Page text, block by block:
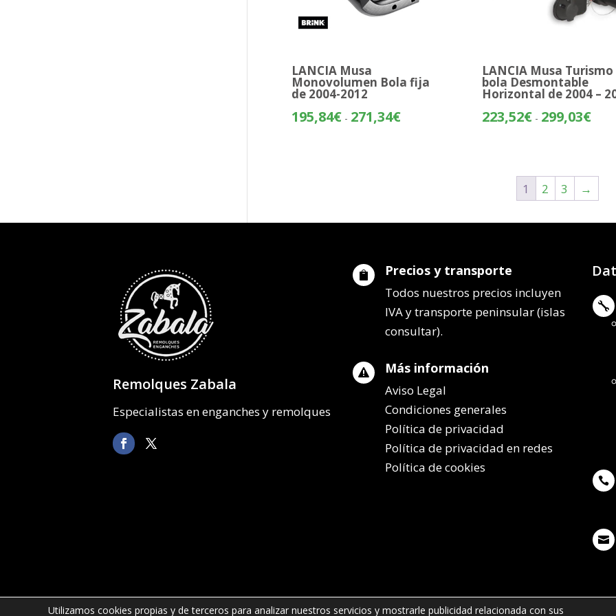
LANCIA Musa
Monovolumen Bola fija
de 2004-2012
195,84€ - 271,34€Rango
LANCIA Musa Turismo
bola Desmontable
Horizontal de 2004 –
223,52€ - 299,03€
1 2 3 →
Remolques Zabala
Especialistas en enganches y remolques
 Precios y transporte
Todos nuestros precios incluyen
IVA y transporte peninsular (islas
consultar).
 Más información
Aviso Legal
Condiciones generales
Política de privacidad
Política de privacidad en redes
Política de cookies



Utilizamos cookies propias y de terceros para analizar nuestros servicios y mostrarle publicidad relacionada con sus